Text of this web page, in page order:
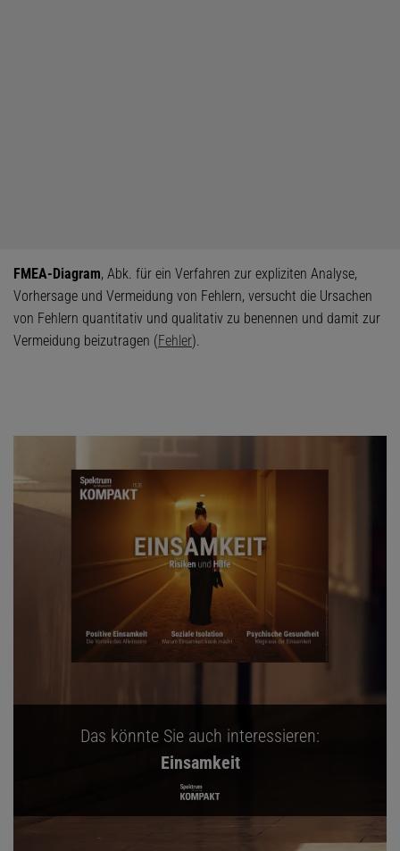
FMEA-Diagram, Abk. für ein Verfahren zur expliziten Analyse,
Vorhersage und Vermeidung von Fehlern, versucht die Ursachen
von Fehlern quantitativ und qualitativ zu benennen und damit zur
Vermeidung beizutragen (Fehler).
Das könnte Sie auch interessieren:
Einsamkeit